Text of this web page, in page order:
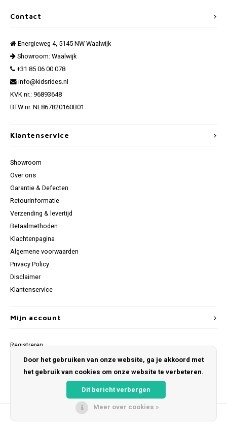
Contact
Energieweg 4, 5145 NW Waalwijk
Showroom: Waalwijk
+31 85 06 00 078
info@kidsrides.nl
KVK nr.: 96893648
BTW nr.:NL867820160B01
Klantenservice
Showroom
Over ons
Garantie & Defecten
Retourinformatie
Verzending & levertijd
Betaalmethoden
Klachtenpagina
Algemene voorwaarden
Privacy Policy
Disclaimer
Klantenservice
Mijn account
Registreren
Mijn bestellingen
Mijn verlanglijst
Door het gebruiken van onze website, ga je akkoord met
het gebruik van cookies om onze website te verbeteren.
Dit bericht verbergen
Meer over cookies »